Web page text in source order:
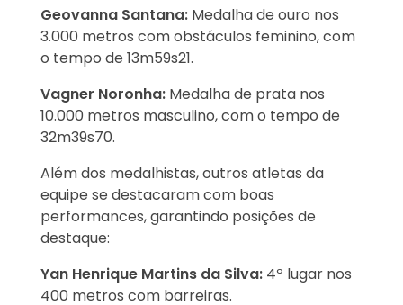
Geovanna Santana: Medalha de ouro nos
3.000 metros com obstáculos feminino, com
o tempo de 13m59s21.
Vagner Noronha: Medalha de prata nos
10.000 metros masculino, com o tempo de
32m39s70.
Além dos medalhistas, outros atletas da
equipe se destacaram com boas
performances, garantindo posições de
destaque:
Yan Henrique Martins da Silva: 4º lugar nos
400 metros com barreiras.